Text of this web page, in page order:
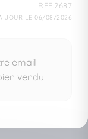
REF.2687
JOUR LE 06/08/2026
email
vendu